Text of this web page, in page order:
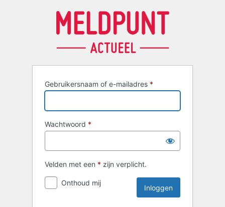
Gebruikersnaam of e-mailadres *
Wachtwoord *
Velden met een * zijn verplicht.
Onthoud mij